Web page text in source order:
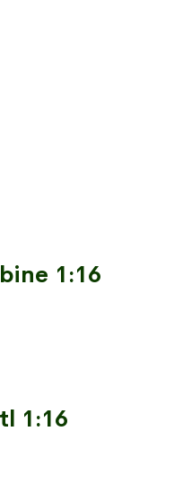
1:16
1:16